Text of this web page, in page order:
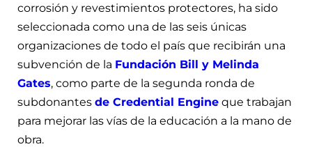
corrosión y revestimientos protectores, ha sido
seleccionada como una de las seis únicas
organizaciones de todo el país que recibirán una
subvención de la Fundación Bill y Melinda
Gates, como parte de la segunda ronda de
subdonantes de Credential Engine que trabajan
para mejorar las vías de la educación a la mano de
obra.